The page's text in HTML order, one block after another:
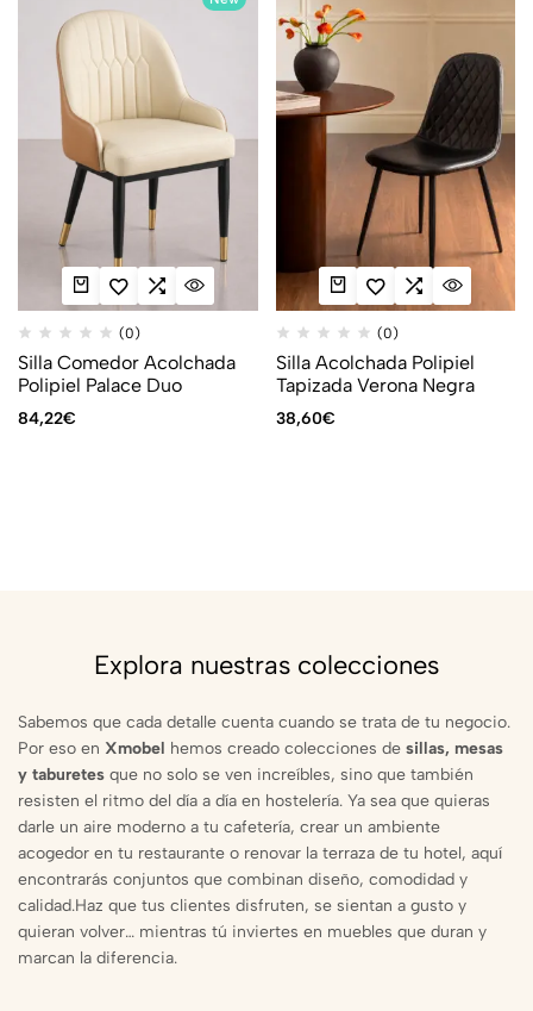
(0)
Silla Comedor Acolchada
Polipiel Palace Duo
84,22€
(0)
Silla Acolchada Polipiel
Tapizada Verona Negra
38,60€
Explora nuestras colecciones
Sabemos que cada detalle cuenta cuando se trata de tu negocio.
Por eso en Xmobel hemos creado colecciones de sillas, mesas
y taburetes que no solo se ven increíbles, sino que también
resisten el ritmo del día a día en hostelería. Ya sea que quieras
darle un aire moderno a tu cafetería, crear un ambiente
acogedor en tu restaurante o renovar la terraza de tu hotel, aquí
encontrarás conjuntos que combinan diseño, comodidad y
calidad.Haz que tus clientes disfruten, se sientan a gusto y
quieran volver… mientras tú inviertes en muebles que duran y
marcan la diferencia.